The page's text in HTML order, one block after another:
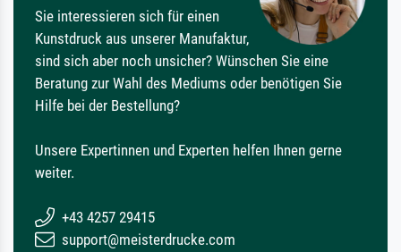
Sie interessieren sich für einen
Kunstdruck aus unserer Manufaktur,
sind sich aber noch unsicher? Wünschen Sie eine
Beratung zur Wahl des Mediums oder benötigen Sie
Hilfe bei der Bestellung?
Unsere Expertinnen und Experten helfen Ihnen gerne
weiter.
+43 4257 29415
support@meisterdrucke.com